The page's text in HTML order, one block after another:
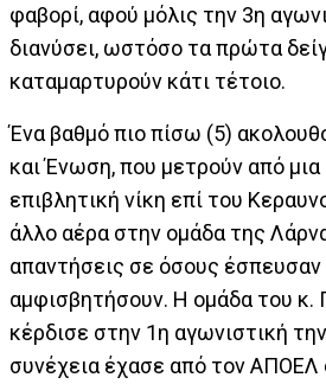
φαβορί, αφού μόλις την 3η
διανύσει, ωστόσο τα πρώτα
καταμαρτυρούν κάτι τέτοιο.
Ένα βαθμό πιο πίσω (5)
και Ένωση, που μετρούν από
επιβλητική νίκη επί του
άλλο αέρα στην ομάδα της
απαντήσεις σε όσους έσπευσαν
αμφισβητήσουν. Η ομάδα του κ.
κέρδισε στην 1η αγωνιστική
συνέχεια έχασε από τον